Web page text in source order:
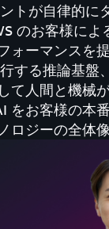
トが自律的に
のお客様によ
ーマンスを
する推論基盤
て人間と機械
をお客様の本
ジーの全体